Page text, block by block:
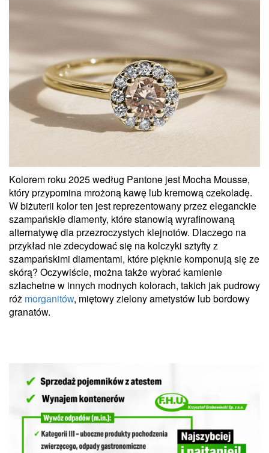
Kolorem roku 2025 według Pantone jest Mocha Mousse,
który przypomina mrożoną kawę lub kremową czekoladę.
W biżuterii kolor ten jest reprezentowany przez eleganckie
szampańskie diamenty, które stanowią wyrafinowaną
alternatywę dla przezroczystych klejnotów. Dlaczego na
przykład nie zdecydować się na kolczyki sztyfty z
szampańskimi diamentami, które pięknie komponują się ze
skórą? Oczywiście, można także wybrać kamienie
szlachetne w innych modnych kolorach, takich jak pudrowy
róż morganitów, miętowy zielony ametystów lub bordowy
granatów.